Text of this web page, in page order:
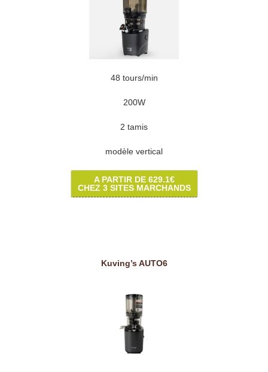
48 tours/min
200W
2 tamis
modèle vertical
A PARTIR DE 629.1€
CHEZ 3 SITES MARCHANDS
Kuving’s AUTO6